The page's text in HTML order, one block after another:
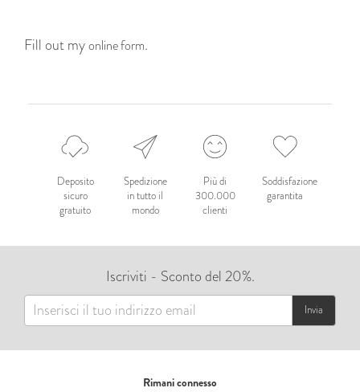
Fill out myonline form.
Deposito
sicuro
gratuito
Spedizione
in tutto il
mondo
Più di
300.000
clienti
Soddisfazione
garantita
Iscriviti - Sconto del 20%.
Invia
Rimani connesso